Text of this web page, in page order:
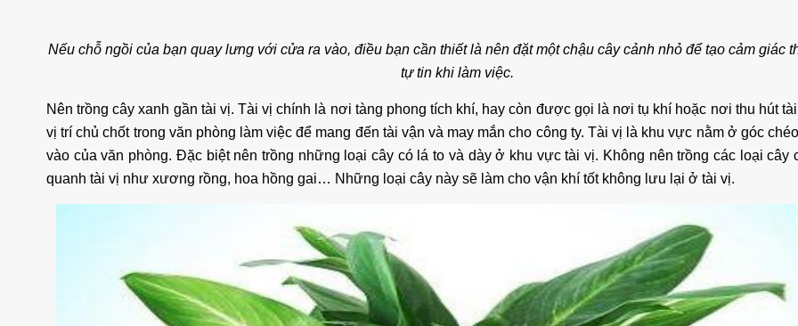
Nếu chỗ ngồi của bạn quay lưng với cửa ra vào, điều bạn cần thiết là nên đặt một chậu cây cảnh nhỏ để tạo cảm giác
tự tin khi làm việc.
Nên trồng cây xanh gần tài vị. Tài vị chính là nơi tàng phong tích khí, hay còn được gọi là nơi tụ khí hoặc nơi thu hút
vị trí chủ chốt trong văn phòng làm việc để mang đến tài vận và may mắn cho công ty. Tài vị là khu vực nằm ở góc
vào của văn phòng. Đặc biệt nên trồng những loại cây có lá to và dày ở khu vực tài vị. Không nên trồng các loại cây
quanh tài vị như xương rồng, hoa hồng gai… Những loại cây này sẽ làm cho vận khí tốt không lưu lại ở tài vị.